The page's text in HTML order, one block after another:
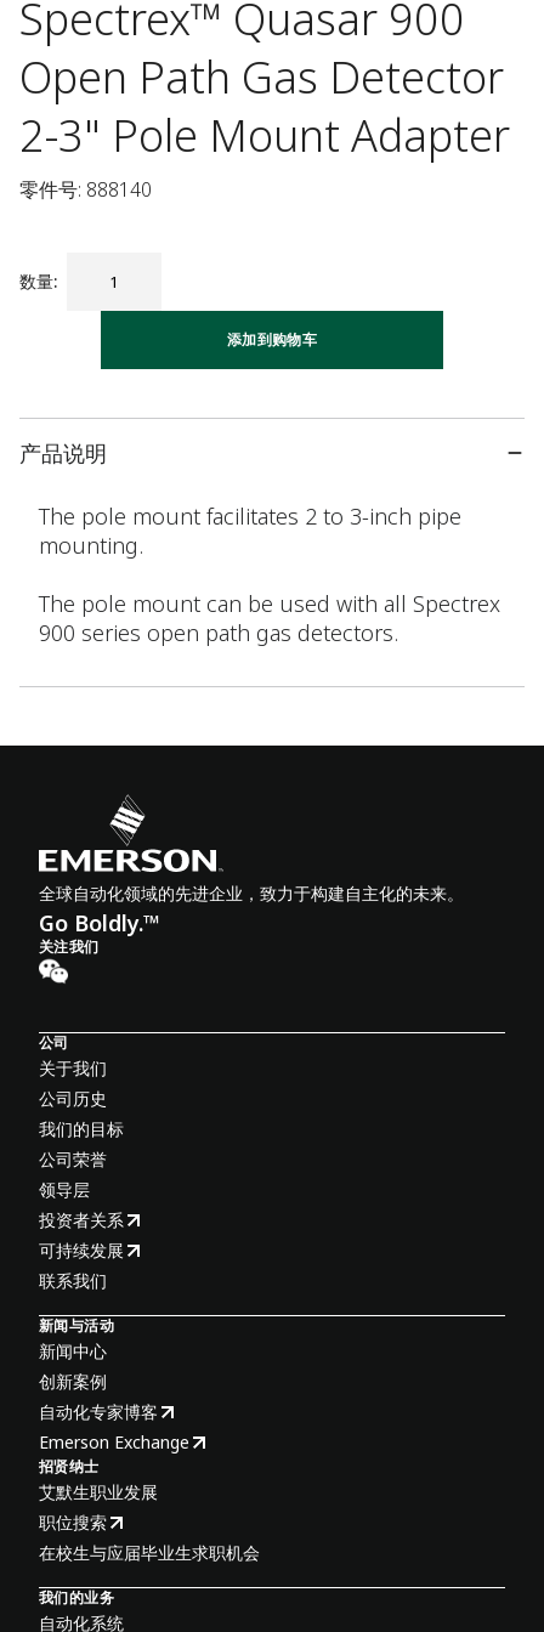
Spectrex™ Quasar 900
Open Path Gas Detector
2-3" Pole Mount Adapter
零件号: 888140
数量:
添加到购物车
产品说明
The pole mount facilitates 2 to 3-inch pipe
mounting.
The pole mount can be used with all Spectrex
900 series open path gas detectors.
全球自动化领域的先进企业，致力于构建自主化的未来。
Go Boldly.™
关注我们
公司
关于我们
公司历史
我们的目标
公司荣誉
领导层
投资者关系
可持续发展
联系我们
新闻与活动
新闻中心
创新案例
自动化专家博客
Emerson Exchange
招贤纳士
艾默生职业发展
职位搜索
在校生与应届毕业生求职机会
我们的业务
自动化系统